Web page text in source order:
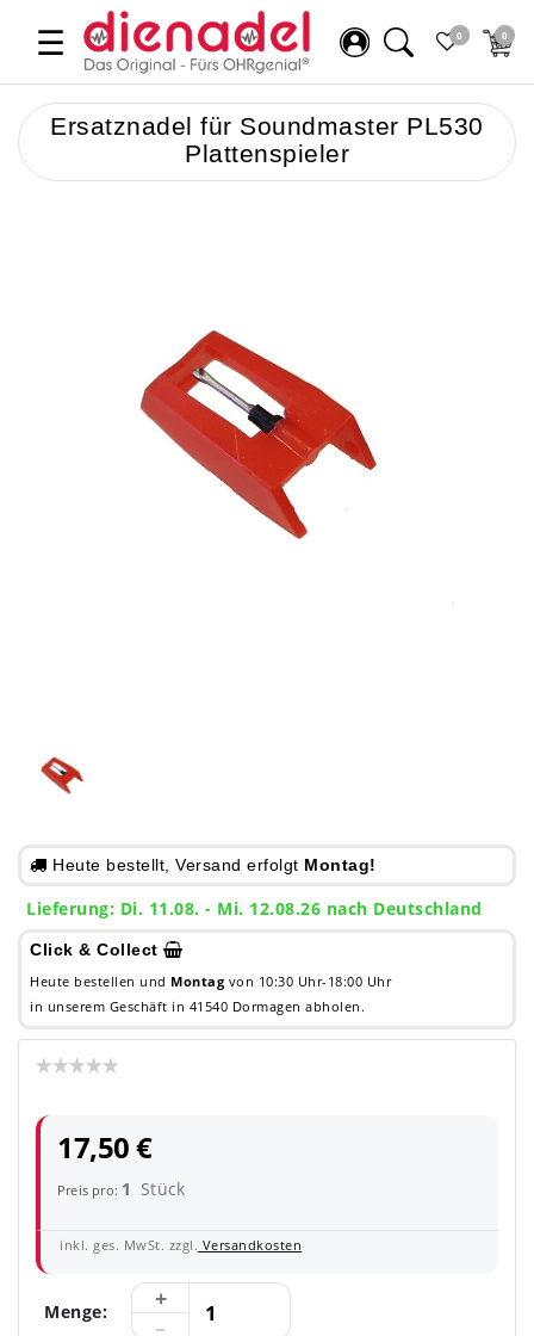
☰ 0 0
Ersatznadel für Soundmaster PL530
Plattenspieler
Heute bestellt, Versand erfolgt Montag!
Lieferung: Di. 11.08. - Mi. 12.08.26 nach Deutschland
Click & Collect
Heute bestellen und Montag von 10:30 Uhr-18:00 Uhr
in unserem Geschäft in 41540 Dormagen abholen.
17,50 €
Preis pro: 1 Stück
inkl. ges. MwSt. zzgl. Versandkosten
Menge: